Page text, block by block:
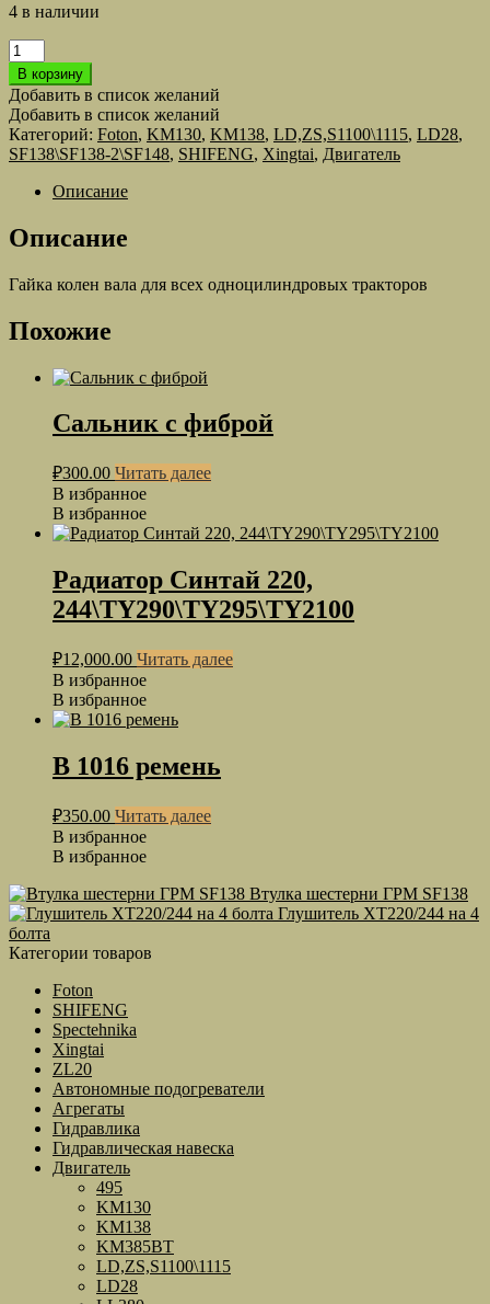
4 в наличии
Количество
товара
Гайка
колен
вала
В корзину
Добавить в список желаний
Добавить в список желаний
Категорий: Foton, KM130, KM138, LD,ZS,S1100\1115, LD28,
SF138\SF138-2\SF148, SHIFENG, Xingtai, Двигатель
Описание
Описание
Гайка колен вала для всех одноцилиндровых тракторов
Похожие
Сальник с фиброй
₽300.00 Читать далее
В избранное
В избранное
Радиатор Синтай 220,
244\TY290\TY295\TY2100
₽12,000.00 Читать далее
В избранное
В избранное
B 1016 ремень
₽350.00 Читать далее
В избранное
В избранное
Втулка шестерни ГРМ SF138
Глушитель ХТ220/244 на 4
болта
Категории товаров
Foton
SHIFENG
Spectehnika
Xingtai
ZL20
Автономные подогреватели
Агрегаты
Гидравлика
Гидравлическая навеска
Двигатель
495
KM130
KM138
KM385BT
LD,ZS,S1100\1115
LD28